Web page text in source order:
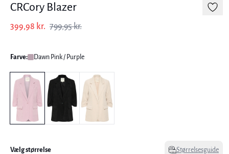
CRCory Blazer
399,98 kr. 799,95 kr.
Farve: Dawn Pink / Purple
Vælg størrelse Størrelsesguide